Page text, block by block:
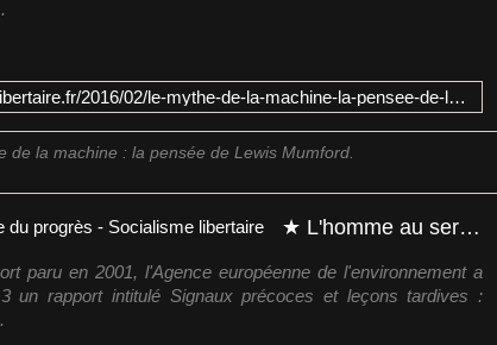
http://www.socialisme-libertaire.fr/2016/02/le-mythe-de-la-machine-la-pensee-de-lewis-mumford.html
de la machine : la pensée de Lewis Mumford.
★ L'homme au service du progrès - Socialisme libertaire
paru en 2001, l'Agence européenne de l'environnement a
un rapport intitulé Signaux précoces et leçons tardives :